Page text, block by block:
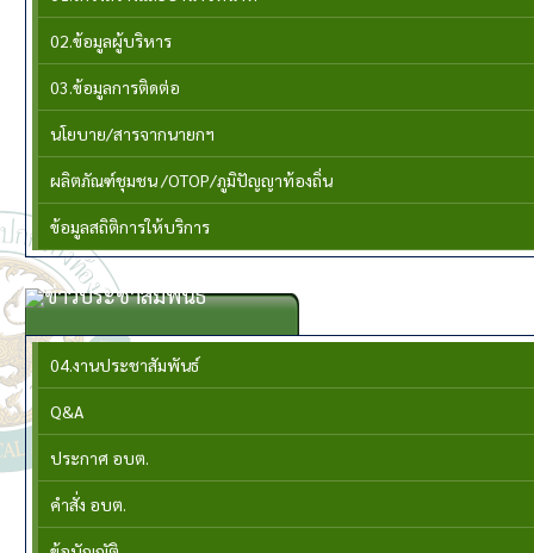
02.ข้อมูลผู้บริหาร
03.ข้อมูลการติดต่อ
นโยบาย/สารจากนายกฯ
ผลิตภัณฑ์ชุมชน /OTOP/ภูมิปัญญาท้องถิ่น
ข้อมูลสถิติการให้บริการ
ข่าวประชาสัมพันธ์
04.งานประชาสัมพันธ์
Q&A
ประกาศ อบต.
คำสั่ง อบต.